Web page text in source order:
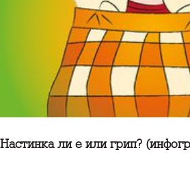
Настинка ли е или грип?